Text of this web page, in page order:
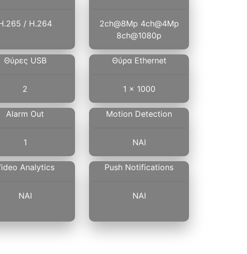
/ H.264
2ch@8Mp 4ch@4Mp
8ch@1080p
Θύρες USB
2
Θύρα Ethernet
1 x 1000
Alarm Out
1
Motion Detection
ΝΑΙ
Analytics
ΝΑΙ
Push Notifications
ΝΑΙ